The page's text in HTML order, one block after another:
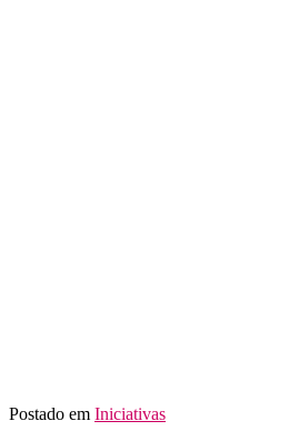
Postado em Iniciativas